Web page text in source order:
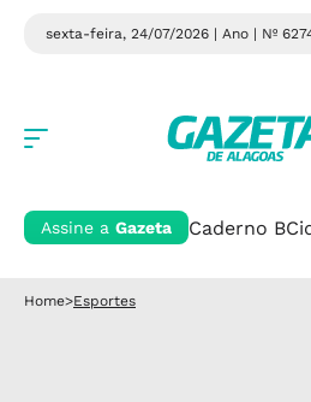
sexta-feira, 24/07/2026 | Ano | Nº
Assine a Gazeta Caderno B
Home>Esportes